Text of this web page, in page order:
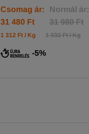
Csomag ár:
31 480 Ft
Normál ár:
31 980 Ft
1 312 Ft / Kg 1 333 Ft / Kg
-5%